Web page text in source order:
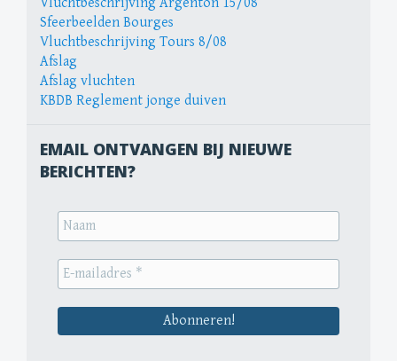
Sfeerbeelden Bourges
Vluchtbeschrijving Tours 8/08
Afslag
Afslag vluchten
KBDB Reglement jonge duiven
EMAIL ONTVANGEN BIJ NIEUWE
BERICHTEN?